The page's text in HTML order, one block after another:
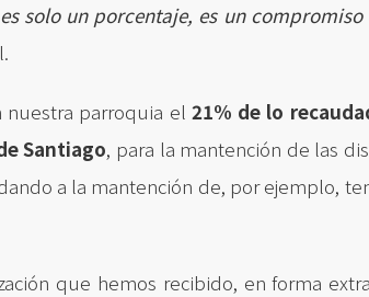
solo un porcentaje, es un
parroquia el 21% de lo
Santiago, para la mantención de las
a la mantención de, por ejemplo,
que hemos recibido, en forma